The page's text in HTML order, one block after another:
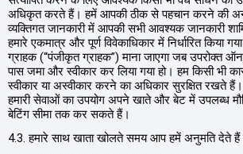
अधिकृत करते हैं। हमें आपकी ठीक से पहचान करने की
व्यक्तिगत जानकारी में आपकी सभी आवश्यक जानकारी
हमारे एकमात्र और पूर्ण विवेकाधिकार में निर्धारित
ग्राहक (“पंजीकृत ग्राहक”) माना जाएगा जब उपरोक्त
पास जमा और स्वीकार कर लिया गया हो। हम किसी भी
स्वीकार या अस्वीकार करने का अधिकार सुरक्षित रखते
हमारी सेवाओं का उपयोग अपने खाते और बेट में उपलब्ध
बेटिंग सीमा तक कर सकते हैं।
4.3. हमारे साथ खाता खोलते समय आप हमें अनुमति देते हैं